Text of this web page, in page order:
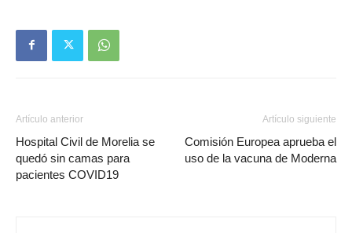
Artículo anterior
Hospital Civil de Morelia se
quedó sin camas para
pacientes COVID19
Artículo siguiente
Comisión Europea aprueba el
uso de la vacuna de Moderna